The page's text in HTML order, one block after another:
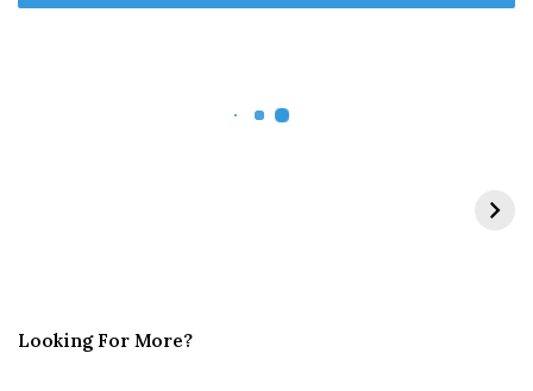
r
rLooking For More?